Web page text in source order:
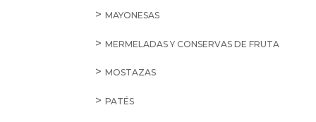
MAYONESAS
MERMELADAS Y CONSERVAS DE FRUTA
MOSTAZAS
PATÉS